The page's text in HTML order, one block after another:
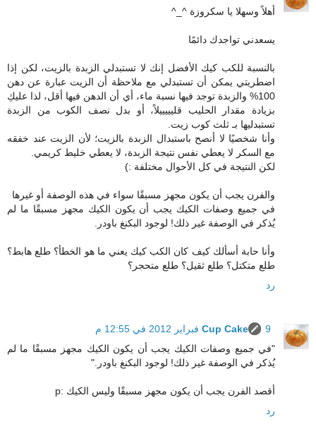
أهلاً وسهلا يا سكروزة ^_^
يسعدني تواجدك دائمًا
بالنسبة للكب كيك الأفضل إنك لا تستبدلي الزبدة بالزيت، لكن إذا
اضطريتي يمكن أن تستبدلي مع ملاحظة أن الزيت عبارة عن دهن
100% والزبدة توجد فيها نسبة ماء، أي أن الدهن فيها أقل، لذا عليكِ
بزيادة مقدار الحليب قليييييلاً، أو بدل نصف الكوب من الزبدة
تستبدليها بـ ثلث كوب زيت.
وأنا شخصيًا لا أنصح باستبدال الزبدة بالزيت؛ لأن الزيت عند خفقه
مع السكر لا يعطي نفس نتيجة الزبدة، لا يعطي خليط كريمي.
لكن النتيجة في كل الأحوال مختلفة :)
والفرن يجب أن يكون مجهز مسبقًا سواء في هذه الوصفة أو غيرها
في جميع وصفات الكيك يجب أن يكون الكيك مجهز مسبقًا ما لم
يُذكر في الوصفة غير ذلك! لوجود البكنغ باودر.
وأنا حابة أسألك كيف كان الكب كيك يعني ما هو الخطأ؟ طلع هابط؟
طلع متكتل؟ طلع ثقيل؟ طلع متحجر؟
رد
Cup Cake
9 فبراير 2012 في 12:55 م
"في جميع وصفات الكيك يجب أن يكون الكيك مجهز مسبقًا ما لم
يُذكر في الوصفة غير ذلك! لوجود البكنغ باودر."
أقصد الفرن يجب أن يكون مجهز مسبقًا وليس الكيك :p
رد